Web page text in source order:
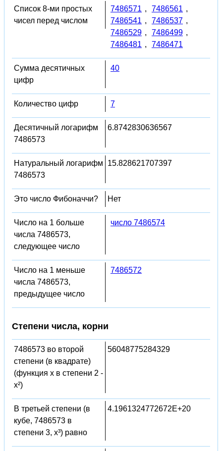
Список 8-ми простых
чисел перед числом
7486571 , 7486561 ,
7486541 , 7486537 ,
7486529 , 7486499 ,
7486481 , 7486471
Сумма десятичных
цифр
40
Количество цифр 7
Десятичный логарифм
7486573
6.8742830636567
Натуральный логарифм
7486573
15.828621707397
Это число Фибоначчи? Нет
Число на 1 больше
числа 7486573,
следующее число
число 7486574
Число на 1 меньше
числа 7486573,
предыдущее число
7486572
Степени числа, корни
7486573 во второй
степени (в квадрате)
(функция x в степени 2 -
x²)
56048775284329
В третьей степени (в
кубе, 7486573 в
степени 3, x³) равно
4.1961324772672E+20